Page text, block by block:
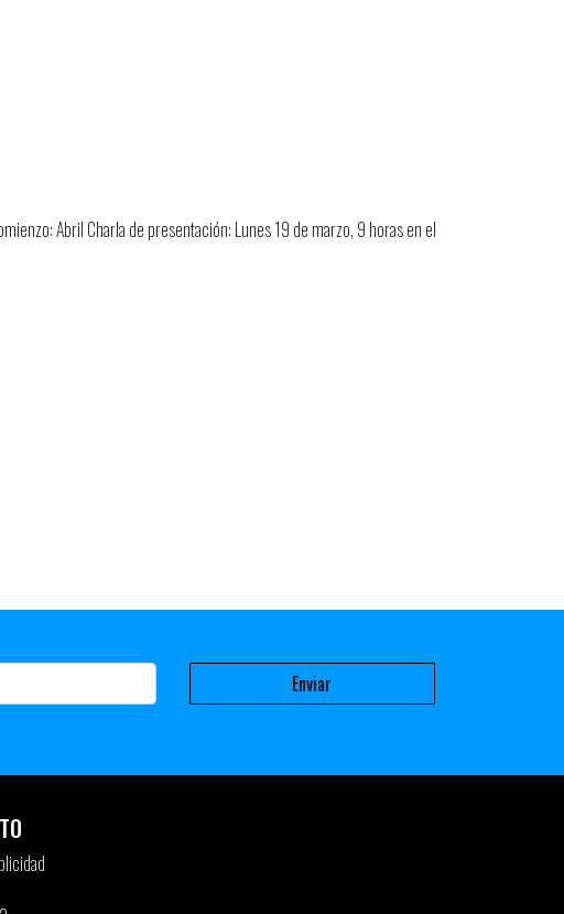
Abril Charla de presentación: Lunes 19 de marzo, 9 horas en el